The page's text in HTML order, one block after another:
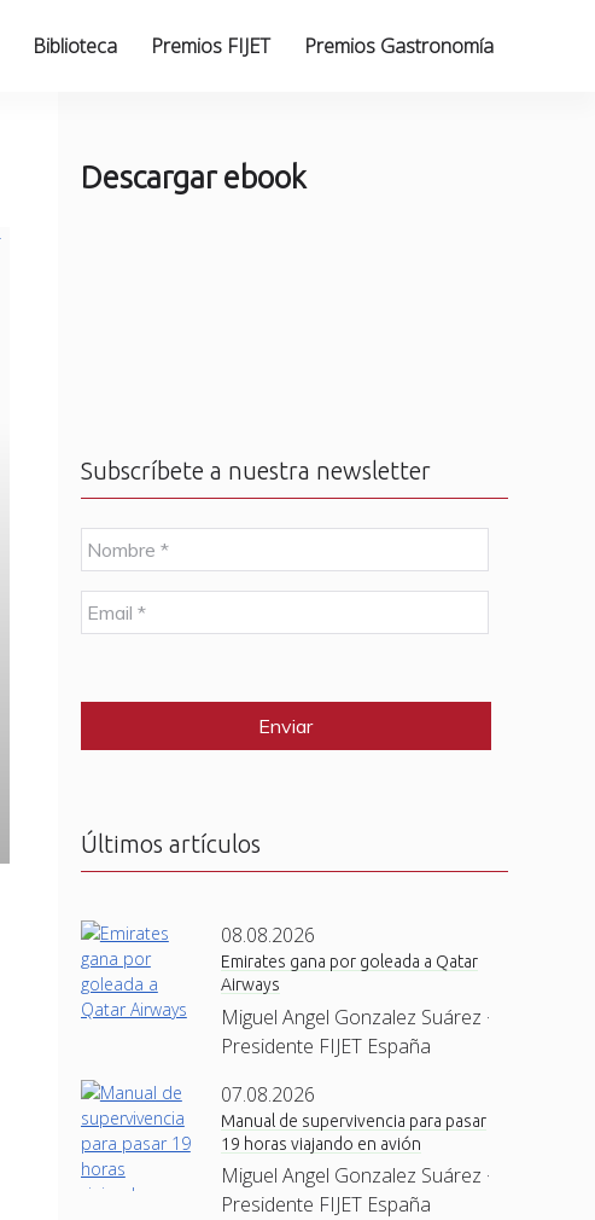
Biblioteca Premios FIJET Premios Gastronomía
Descargar ebook
Subscríbete a nuestra newsletter
N
o
m
b
r
E
m
l
Últimos artículos
08.08.2026
Emirates gana por goleada a Qatar
Airways
Miguel Angel Gonzalez Suárez ·
Presidente FIJET España
07.08.2026
Manual de supervivencia para pasar
19 horas viajando en avión
Miguel Angel Gonzalez Suárez ·
Presidente FIJET España